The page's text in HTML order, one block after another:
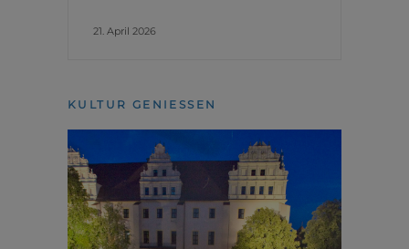
21. April 2026
KULTUR GENIESSEN